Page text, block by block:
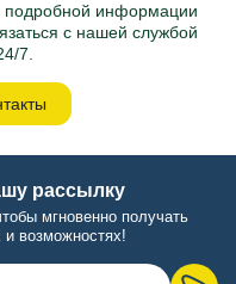
подробной информации
с нашей службой
7.
рассылку
мгновенно получать
возможностях!